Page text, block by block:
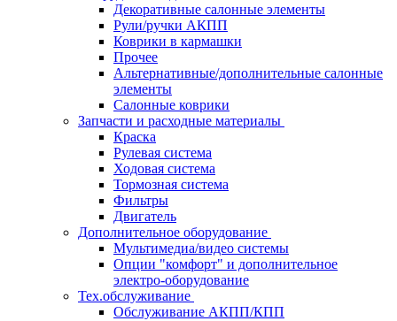
Декоративные салонные элементы
Рули/ручки АКПП
Коврики в кармашки
Прочее
Альтернативные/дополнительные салонные
элементы
Салонные коврики
Запчасти и расходные материалы
Краска
Рулевая система
Ходовая система
Тормозная система
Фильтры
Двигатель
Дополнительное оборудование
Мультимедиа/видео системы
Опции "комфорт" и дополнительное
электро-оборудование
Тех.обслуживание
Обслуживание АКПП/КПП